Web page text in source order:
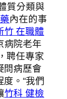
質分類與
內在的事
竹 在職體
病院老年
聘任專家
問病歷會
。“我們
竹科 健檢